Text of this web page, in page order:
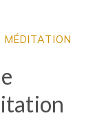
MÉDITATION